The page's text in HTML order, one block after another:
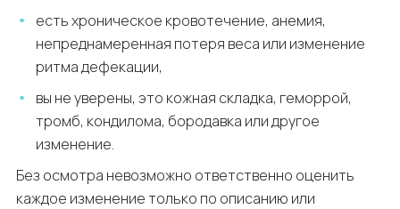
есть хроническое кровотечение, анемия,
непреднамеренная потеря веса или изменение
ритма дефекации,
вы не уверены, это кожная складка, геморрой,
тромб, кондилома, бородавка или другое
изменение.
Без осмотра невозможно ответственно оценить
каждое изменение только по описанию или